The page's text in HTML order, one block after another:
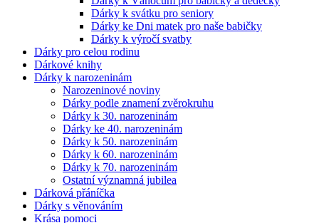
Dárky k svátku pro seniory
Dárky ke Dni matek pro naše babičky
Dárky k výročí svatby
Dárky pro celou rodinu
Dárkové knihy
Dárky k narozeninám
Narozeninové noviny
Dárky podle znamení zvěrokruhu
Dárky k 30. narozeninám
Dárky ke 40. narozeninám
Dárky k 50. narozeninám
Dárky k 60. narozeninám
Dárky k 70. narozeninám
Ostatní významná jubilea
Dárková přáníčka
Dárky s věnováním
Krása pomoci